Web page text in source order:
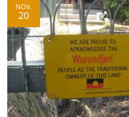
NOV.
20